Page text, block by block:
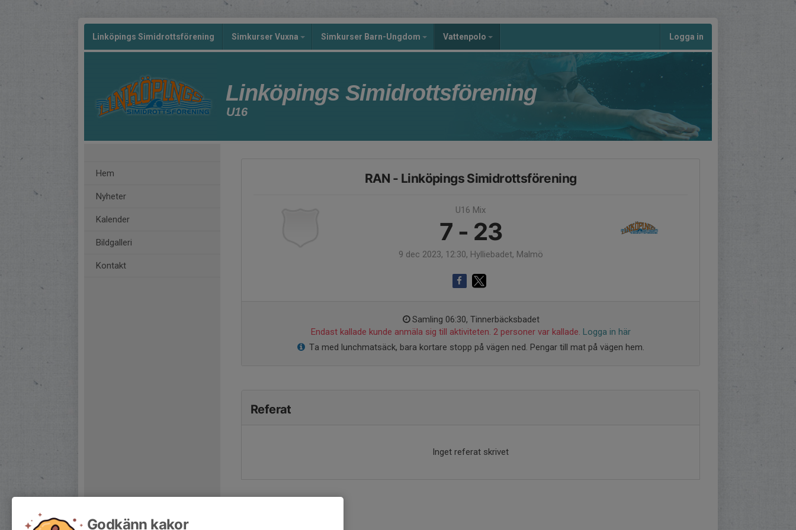
Linköpings Simidrottsförening Simkurser Vuxna Simkurser Barn-Ungdom Vattenpolo Logga in
Linköpings Simidrottsförening
U16
Hem
Nyheter
Kalender
Bildgalleri
Kontakt
RAN - Linköpings Simidrottsförening
U16 Mix
7 - 23
9 dec 2023, 12:30, Hylliebadet, Malmö
Samling 06:30, Tinnerbäcksbadet
Endast kallade kunde anmäla sig till aktiviteten. 2 personer var kallade. Logga in här
Ta med lunchmatsäck, bara kortare stopp på vägen ned. Pengar till mat på vägen hem.
Referat
Inget referat skrivet
Godkänn kakor